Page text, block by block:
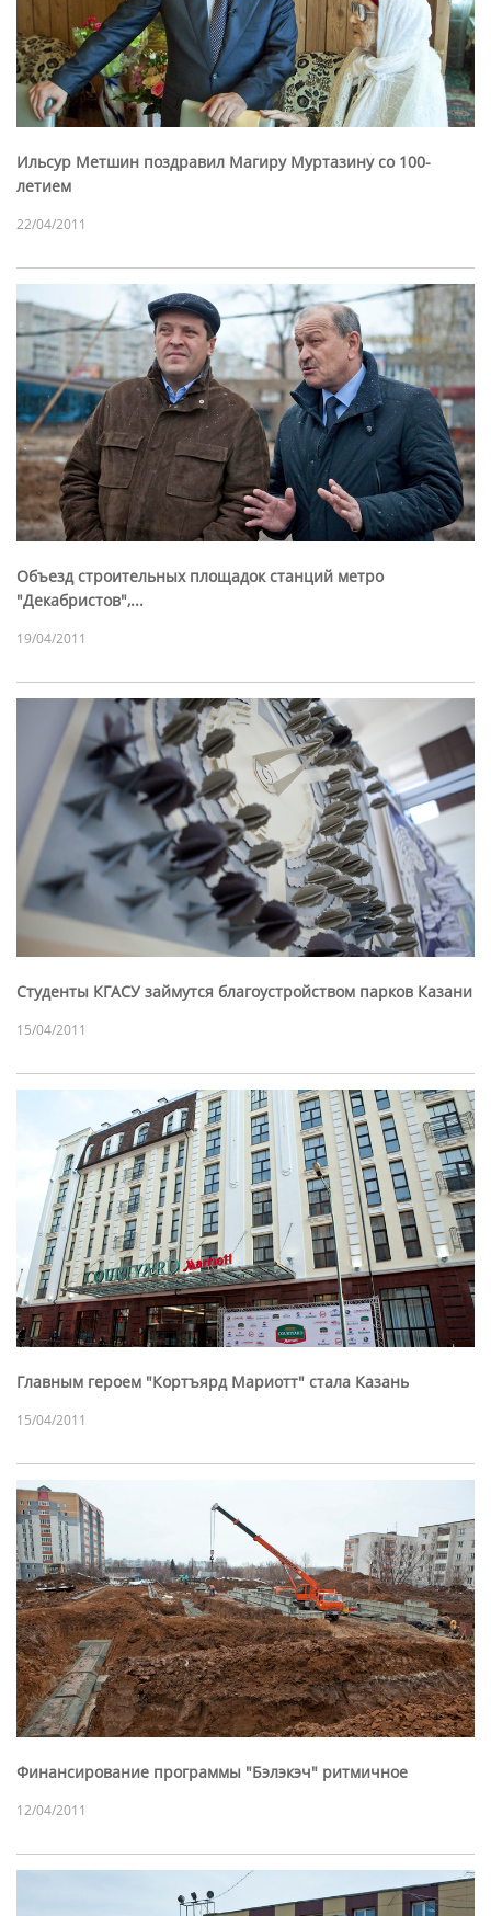
Ильсур Метшин поздравил Магиру Муртазину со 100-
летием
22/04/2011
Объезд строительных площадок станций метро
"Декабристов",...
19/04/2011
Студенты КГАСУ займутся благоустройством парков Казани
15/04/2011
Главным героем "Кортъярд Мариотт" стала Казань
15/04/2011
Финансирование программы "Бэлэкэч" ритмичное
12/04/2011